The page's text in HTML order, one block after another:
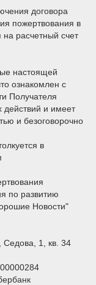
договора
пожертвования в
расчетный счет
настоящей
ознакомлен с
Получателя
действий и имеет
и безоговорочно
в
по развитию
Новости"
Седова, 1, кв. 34